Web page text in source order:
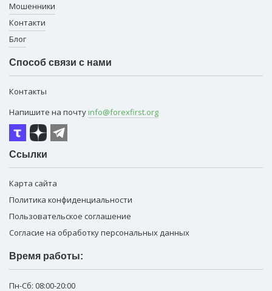
Мошенники
Контакти
Блог
Способ связи с нами
Контакты
Напишите на почту info@forexfirst.org
Ссылки
Карта сайта
Политика конфиденциальности
Пользовательское соглашение
Согласие на обработку персональных данных
Время работы:
Пн-Сб: 08:00-20:00